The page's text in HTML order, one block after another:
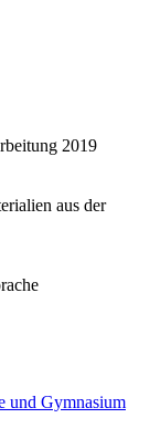
2019
aus der
und Gymnasium